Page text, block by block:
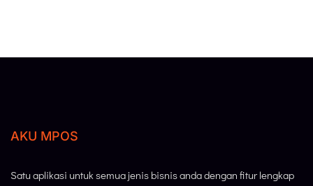
AKU MPOS
Satu aplikasi untuk semua jenis bisnis anda dengan fitur lengkap